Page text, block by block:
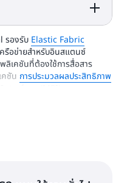
EBS เท่านั้น
พื้นที่เก็บข้อมูลขอ
งอินสแตนซ์ (GB)
EBS เท่านั้น
มจำ (GiB)
พื้นที่เก็บข้อมูลขอ
งอินสแตนซ์ (GB)
รองรับ Elastic Fabric
ครือข่ายสำหรับอินสแตนซ์
ลิเคชันที่ต้องใช้การสื่อสาร
คชัน การประมวลผลประสิทธิภาพ
แต่ละอินเทอร์เฟซเชื่อมต่อกับ
รับอินสแตนซ์เพื่อรองรับอัตรา
170 Gbps ดู การ์ดเครือข่าย